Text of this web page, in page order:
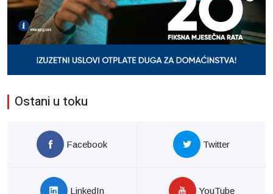
Ostani u toku
Facebook Twitter
LinkedIn YouTube